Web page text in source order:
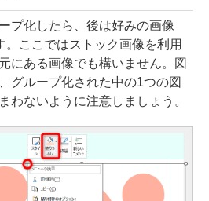
プ化したら、後は好みの画像
。ここではストック画像を利用
にある画像でも構いません。図
グループ化された中の1つの図
わないように注意しましょう。